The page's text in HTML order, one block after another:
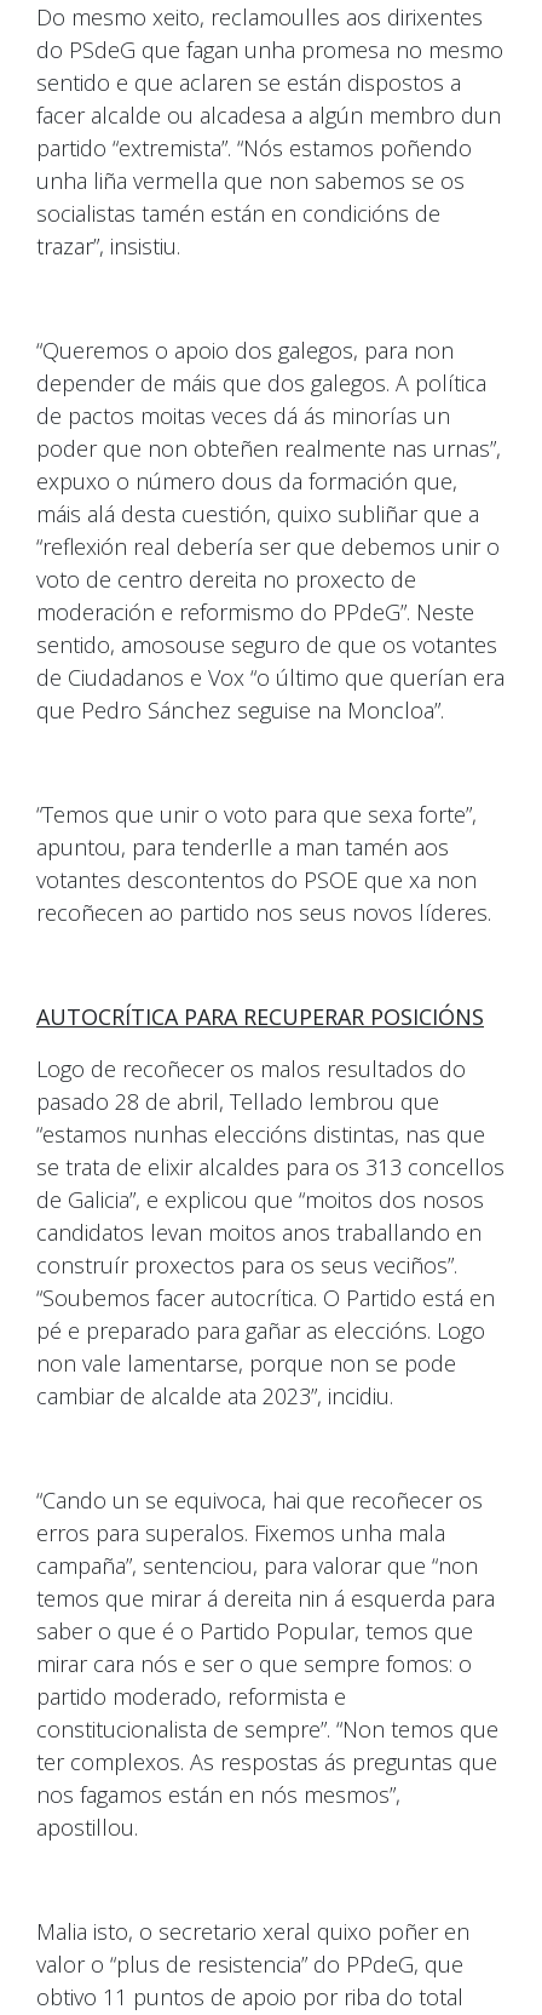
Do mesmo xeito, reclamoulles aos dirixentes
do PSdeG que fagan unha promesa no mesmo
sentido e que aclaren se están dispostos a
facer alcalde ou alcadesa a algún membro dun
partido “extremista”. “Nós estamos poñendo
unha liña vermella que non sabemos se os
socialistas tamén están en condicións de
trazar”, insistiu.
“Queremos o apoio dos galegos, para non
depender de máis que dos galegos. A política
de pactos moitas veces dá ás minorías un
poder que non obteñen realmente nas urnas”,
expuxo o número dous da formación que,
máis alá desta cuestión, quixo subliñar que a
“reflexión real debería ser que debemos unir o
voto de centro dereita no proxecto de
moderación e reformismo do PPdeG”. Neste
sentido, amosouse seguro de que os votantes
de Ciudadanos e Vox “o último que querían era
que Pedro Sánchez seguise na Moncloa”.
“Temos que unir o voto para que sexa forte”,
apuntou, para tenderlle a man tamén aos
votantes descontentos do PSOE que xa non
recoñecen ao partido nos seus novos líderes.
AUTOCRÍTICA PARA RECUPERAR POSICIÓNS
Logo de recoñecer os malos resultados do
pasado 28 de abril, Tellado lembrou que
“estamos nunhas eleccións distintas, nas que
se trata de elixir alcaldes para os 313 concellos
de Galicia”, e explicou que “moitos dos nosos
candidatos levan moitos anos traballando en
construír proxectos para os seus veciños”.
“Soubemos facer autocrítica. O Partido está en
pé e preparado para gañar as eleccións. Logo
non vale lamentarse, porque non se pode
cambiar de alcalde ata 2023”, incidiu.
“Cando un se equivoca, hai que recoñecer os
erros para superalos. Fixemos unha mala
campaña”, sentenciou, para valorar que “non
temos que mirar á dereita nin á esquerda para
saber o que é o Partido Popular, temos que
mirar cara nós e ser o que sempre fomos: o
partido moderado, reformista e
constitucionalista de sempre”. “Non temos que
ter complexos. As respostas ás preguntas que
nos fagamos están en nós mesmos”,
apostillou.
Malia isto, o secretario xeral quixo poñer en
valor o “plus de resistencia” do PPdeG, que
obtivo 11 puntos de apoio por riba do total